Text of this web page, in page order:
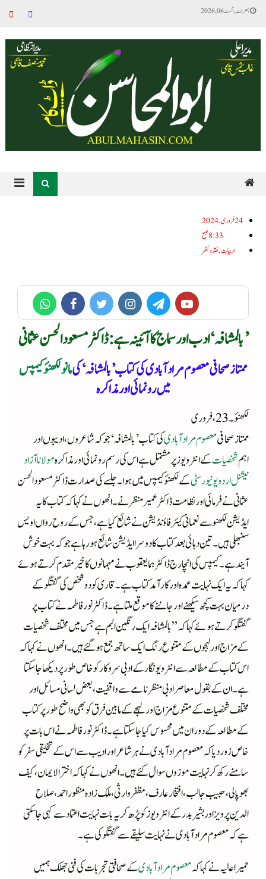
جمعرات, اگست 06, 2026
24فروری, 2024
8:33 صبح
ادبیات,نقد ونظر
’بالمشافہ‘ادب اور سماج کا آئینہ ہے : ڈاکٹر مسعود الحسن عثمانی
ممتاز صحافی معصوم مرادآبادی کی کتاب ’بالمشافہ‘ کیمانو لکھنؤکیمپس
میں رونمائی اور مذاکرہ
لکھنؤ۔23،فروری
ممتاز صحافیمعصوم مرادآبادیکی کتاب ’بالمشافہ‘ جو کہ شاعروں ،ادیبوں اور
اہمشخصیاتکے انٹرویوز پر مشتمل ہے اس کی رسم رونمائی اورمذاکرہمولانا آزاد
نیشنل اردو یونیورسٹیکے لکھنؤ کیمپس میں ہوا۔ جلسے کی صدارت ڈاکٹر مسعود الحسن
عثمانی نے فرمائی اور نظامت ڈاکٹر عمیر منظر نے۔انھوں نے کہا کہ کتاب کا یہ
ایڈیشن لکھنوسے نعمانی کیئر فاؤنڈیشن نے شائع کیا ہے،جس کے رو ح رواں اویس
سنبھلی ہیں۔تین دہائی بعد کتاب کا دوسرا ایڈیشن شائع ہورہا ہے جو کہ بہت خوش
آیند ہے۔ کیمپس کی انچارج ڈاکٹر ہما یعقوب نے مہمانوں کا خیر مقدم کرتے ہوئے
کہا کہ یہ ایک نہایت عمدہ اور کارآمد کتاب ہے۔قاری کو دوشخص کی گفتگو کے
درمیان بہت کچھ سیکھنے اور جاننے کا موقع ملتا ہے۔ڈاکٹر نور فاطمہ نے کتاب پر
گفتگو کرتے ہوئے کہا کہ” بالمشافہ ایک رنگین البم ہے جس میں مختلف شخصیات
کے مزاج اور لہجوں کے متنوع رنگ ایک ساتھ جمع ہوگئے ہیں۔ انھوں نے کہاکہ
اس کتاب کے مطالعہ سے انٹرویو نگار کے ادبی سروکار کو خاص طور پر دیکھا جاسکتا
ہے۔ان کے بقول معاصر ادبی منظرنامے سے واقفیت، بعض لسانی مسائل اور
مختلف شخصیات کے متنوع مزاج اور لہجے کے مابین فرق کو بھی واضح طور پر کتاب
کے مطالعہ کے دوران میں محسوس کیا جاسکتا ہے۔ڈاکٹر نور فاطمہ نے اس بات پر
خاص زور دیا کہ معصوم مرادآبادی نے ہر شاعر اور ادیب سے اس کے تخلیقی سفرکو
سامنے رکھ کر نہایت موزوں سوال کئے ہیں۔انھوں نے کہا کہ اخترالایمان،کیف
بھوپالی،حبیب جالب،افتخار عارف،مظفر وارثی،ملک زادہ منظور احمد،صلاح
الدین پرویز اور بشیر بدر کے انٹرویوز کو پڑھ کر یہ بات نہایت اعتماد سے کہی جاسکتی
ہے کہ معصوم مرادآبادی نے نہایت سلیقے سے گفتگو کی ہے۔
حمیرا عالیہ نے کہا کہمعصو م مرادآبادیکے صحافتی تجربات کی فنی جھلک ہمیں